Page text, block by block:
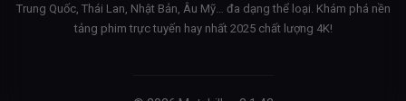
Trung Quốc, Thái Lan, Nhật Bản, Âu Mỹ… đa dạng thể loại. Khám phá nền
tảng phim trực tuyến hay nhất 2025 chất lượng 4K!